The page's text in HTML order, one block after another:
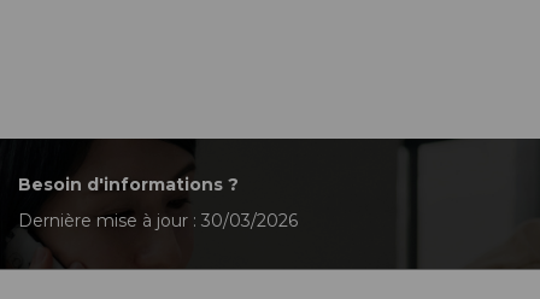
Besoin d'informations ?
Dernière mise à jour : 30/03/2026